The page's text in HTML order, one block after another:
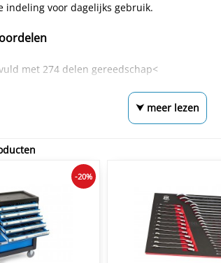
indeling voor dagelijks gebruik.
met 274 delen gereedschap<
⮟ meer lezen
-20%